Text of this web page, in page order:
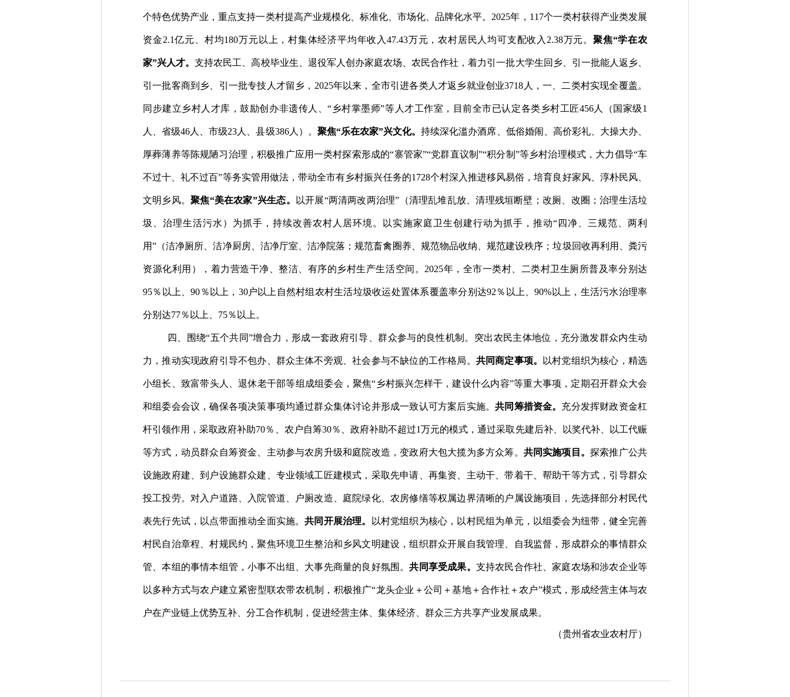
个特色优势产业，重点支持一类村提高产业规模化、标准化、市场化、品牌化水平。 2025年， 11 7个一类村获得产业类发展
资金2.1亿元、村均180万元以上，村集体经济平均年收入47.43万元，农村居民人均可支配收入 2.38万元。聚焦“学在农
家”兴人才。支持农民工、高校毕业生、退役军人创办家庭农场、农民合作社，着力引一批大学生回乡、引一批能人返乡、
引一批客商到乡、引一批专技人才留乡， 2025年以来， 全市引进各类人才返乡就业创业3718 人，一、二类村实现全覆盖。
同步建立乡村人才库，鼓励创办非遗传人、“乡村掌墨师”等人才工作室，目前全市已认定各类乡村工匠456人（国家级1
人、省级46人、市级23人、县级386人）。 聚焦“乐在农家”兴文化。持续深化滥办酒席、低俗婚闹、高价彩礼、大操大办、
厚葬薄养等陈规陋习治理，积极推广应用一类村探索形成的“寨管家”“党群直议制”“积分制 ”等乡村治理模式，大力倡导“车
不过十、礼不过百”等务实管用做法，带动全市有乡村振兴任务的1728个村深入推进移风易俗，培育良好家风、淳朴民风、
文明乡风。聚焦“美在农家”兴生态。 以开展“两清两改两治理” （清理乱堆乱放、清理残垣断壁；改厕、改圈；治理生活垃
圾、治理生活污水）为抓手，持续改善农村人居环境。以实施家庭卫生创建行动为抓手，推动“四净、三规范、两利
用” （洁净厕所、洁净厨房、洁净厅室、洁净院落；规范畜禽圈养、规范物品收纳、规范建设秩序；垃圾回收再利用、粪污
资源化利用 ）， 着力营造干净、整洁、有序的乡村生产生活空间。 2025年，全市一类村、二类村卫生厕所普及率分别达
95％以上、90 ％以上， 30户以上自然村组农村生活垃圾收运处置体系覆盖率分别达92 ％以上、90% 以上，生活污水治理率
分别达77％以上、 75％以上。
四、围绕“五个共同”增合力，形成一套政府引导、群众参与的良性机制。 突出农民主体地位，充分激发群众内生动
力，推动实现政府引导不包办、群众主体不旁观、社会参与不缺位的工作格局。 共同商定事项。 以村党组织为核心，精选
小组长、致富带头人、退休老干部等组成组委会，聚焦“乡村振兴怎样干，建设什么内容”等重大事项，定期召开群众大会
和组委会会议，确保各项决策事项均通过群众集体讨论并形成一致认可方案后实施。共同筹措资金。 充分发挥财政资金杠
杆引领作用，采取政府补助70％、农户自筹30％、政府补助不超过1万元的模式，通过采取先建后补、以奖代补、以工代赈
等方式，动员群众自筹资金、主动参与农房升级和庭院改造，变政府大包大揽为多方众筹。 共同实施项目。探索推广公共
设施政府建、到户设施群众建、专业领域工匠建模式，采取先申请、再集资、主动干、带着干、帮助干等方式，引导群众
投工投劳。对入户道路、入院管道、户厕改造、庭院绿化、农房修缮等权属边界清晰的户属设施项目，先选择部分村民代
表先行先试，以点带面推动全面实施。共同开展治理。 以村党组织为核心，以村民组为单元，以组委会为纽带，健全完善
村民自治章程、村规民约，聚焦环境卫生整治和乡风文明建设，组织群众开展自我管理、自我监督，形成群众的事情群众
管、本组的事情本组管，小事不出组、大事先商量的良好氛围。共同享受成果。 支持农民合作社、家庭农场和涉农企业等
以多种方式与农户建立紧密型联农带农机制，积极推广“龙头企业＋公司＋基地＋合作社＋农户”模式，形成经营主体与农
户在产业链上优势互补、分工合作机制，促进经营主体、集体经济、群众三方共享产业发展成果。
（贵州省农业农村厅）